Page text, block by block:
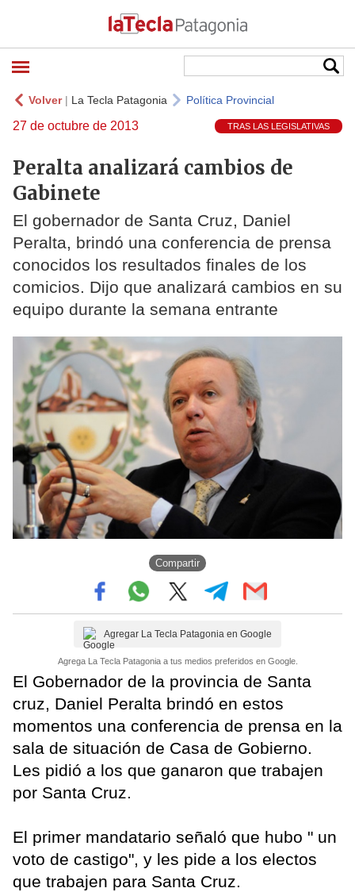
Volver| La Tecla Patagonia Política Provincial
27 de octubre de 2013 TRAS LAS LEGISLATIVAS
Peralta analizará cambios de
Gabinete
El gobernador de Santa Cruz, Daniel
Peralta, brindó una conferencia de prensa
conocidos los resultados finales de los
comicios. Dijo que analizará cambios en su
equipo durante la semana entrante
Compartir
Agregar La Tecla Patagonia en Google
Agrega La Tecla Patagonia a tus medios preferidos en Google.
El Gobernador de la provincia de Santa
cruz, Daniel Peralta brindó en estos
momentos una conferencia de prensa en la
sala de situación de Casa de Gobierno.
Les pidió a los que ganaron que trabajen
por Santa Cruz.
El primer mandatario señaló que hubo " un
voto de castigo", y les pide a los electos
que trabajen para Santa Cruz.